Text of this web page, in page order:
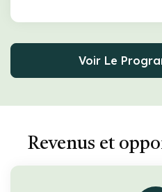
Voir Le
Revenus et